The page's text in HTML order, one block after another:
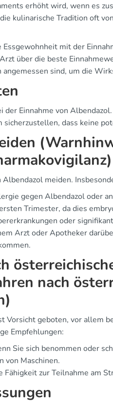
erhöht wird, wenn es
kulinarische Tradition oft
mit der
über die beste
angemessen sind, um die
Einnahme von
dass keine
meiden.
gegen Albendazol oder
Trimester, da dies
oder
Arzt oder Apotheker
nach
Vorsicht geboten, vor allem
Empfehlungen:
Sie sich benommen oder
von Maschinen.
zur Teilnahme am